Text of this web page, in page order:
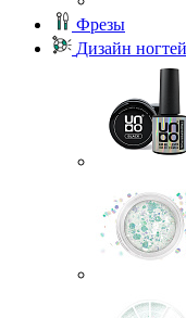
Фрезы
Дизайн